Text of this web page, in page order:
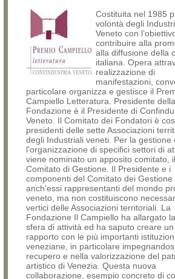
Costituita nel 1985
volontà degli
Veneto con
contribuire alla
alla diffusione della
italiana. Opera
realizzazione di
manifestazioni,
particolare organizza e gestisce il
Campiello Letteratura. Presidente della
Fondazione è il Presidente di
Veneto. Il Comitato dei Fondatori è
presidenti delle sette Associazioni
degli Industriali veneti. Per la gestione
l'organizzazione di specifici settori di
viene nominato un apposito comitato, il
Comitato di Gestione. Il Presidente e i
componenti del Comitato dei Gestione
anch'essi rappresentanti del mondo
veneto, ma non costituiscono
vertici delle Associazioni territoriali. La
Fondazione Il Campiello ha allargato
sfera di attività ed ha saputo creare
rapporto con le più importanti
veneziane, in particolare
recupero e nella valorizzazione del
artistico di Venezia. Questa nuova
collaborazione, esempio concreto di